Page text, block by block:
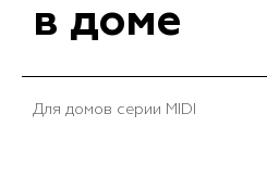
в доме
Для домов серии MIDI